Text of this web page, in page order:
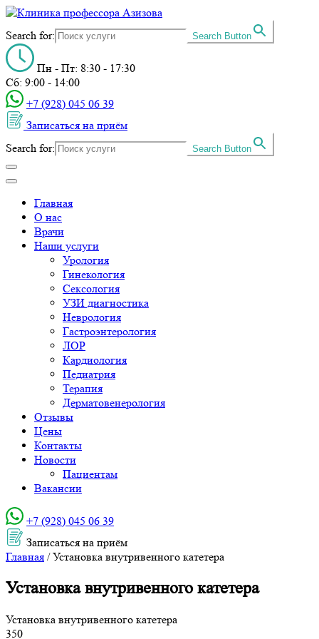
Search for: Search Button
Пн - Пт: 8:30 - 17:30
Сб: 9:00 - 14:00
+7 (928) 045 06 39‬
Записаться на приём
Search for:
Search Button
Главная
О нас
Врачи
Наши услуги
Урология
Гинекология
Сексология
УЗИ диагностика
Неврология
Гастроэнтерология
ЛОР
Кардиология
Педиатрия
Терапия
Дерматовенерология
Отзывы
Цены
Контакты
Новости
Пациентам
Вакансии
+7 (928) 045 06 39‬
Записаться на приём
Главная / Установка внутривенного катетера
Установка внутривенного катетера
Установка внутривенного катетера
350